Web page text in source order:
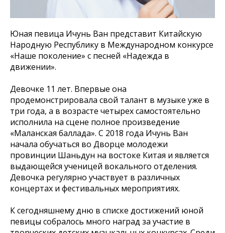
Юная певица Ичунь Ван представит Китайскую
Народную Республику в Международном конкурсе
«Наше поколение» с песней «Надежда в
движении».
Девочке 11 лет. Впервые она
продемонстрировала свой талант в музыке уже в
три года, а в возрасте четырех самостоятельно
исполнила на сцене полное произведение
«Маланская баллада». С 2018 года Ичунь Ван
начала обучаться во Дворце молодежи
провинции Шаньдун на востоке Китая и является
выдающейся ученицей вокального отделения.
Девочка регулярно участвует в различных
концертах и фестивальных мероприятиях.
К сегодняшнему дню в списке достижений юной
певицы собралось много наград за участие в